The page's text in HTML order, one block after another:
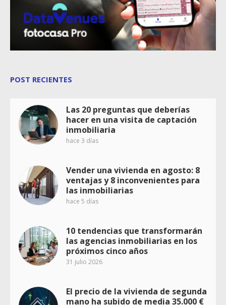
POST RECIENTES
Las 20 preguntas que deberías
hacer en una visita de captación
inmobiliaria
hace 3 días
Vender una vivienda en agosto: 8
ventajas y 8 inconvenientes para
las inmobiliarias
hace 5 días
10 tendencias que transformarán
las agencias inmobiliarias en los
próximos cinco años
31 julio 2026
El precio de la vivienda de segunda
mano ha subido de media 35.000 €